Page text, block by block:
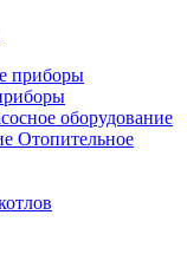
оборудование
Отопительное